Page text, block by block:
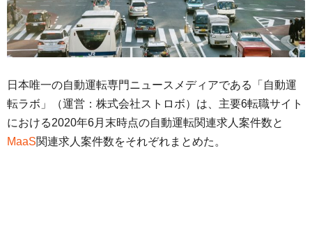
日本唯一の自動運転専門ニュースメディアである「自動運
転ラボ」（運営：株式会社ストロボ）は、主要6転職サイト
における2020年6月末時点の自動運転関連求人案件数と
MaaS関連求人案件数をそれぞれまとめた。